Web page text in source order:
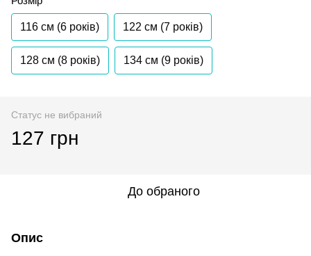
116 см (6 років) 122 см (7 років)
128 см (8 років) 134 см (9 років)
Статус не вибраний
127 грн
До обраного
Опис